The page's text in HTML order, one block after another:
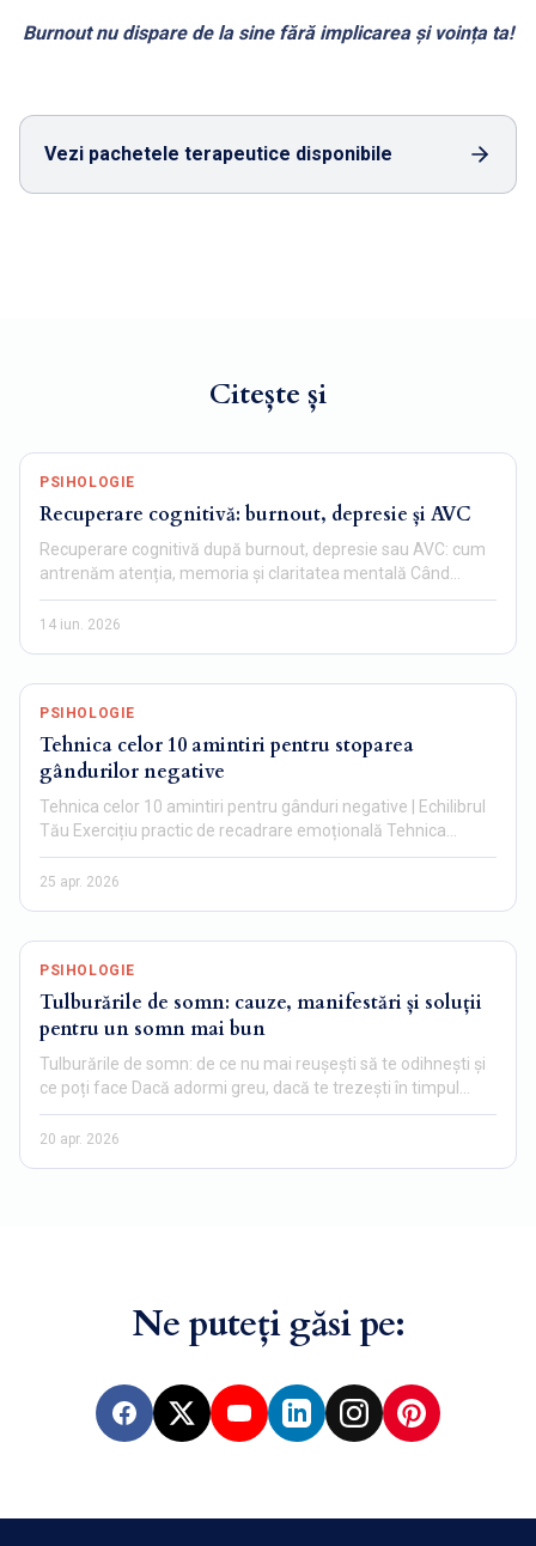
Burnout nu dispare de la sine fără implicarea și voința ta!
Vezi pachetele terapeutice disponibile
Citește și
PSIHOLOGIE
Recuperare cognitivă: burnout, depresie și AVC
Recuperare cognitivă după burnout, depresie sau AVC: cum
antrenăm atenția, memoria și claritatea mentală Când
mintea…
14 iun. 2026
PSIHOLOGIE
Tehnica celor 10 amintiri pentru stoparea
gândurilor negative
Tehnica celor 10 amintiri pentru gânduri negative | Echilibrul
Tău Exercițiu practic de recadrare emoțională Tehnica…
25 apr. 2026
PSIHOLOGIE
Tulburările de somn: cauze, manifestări și soluții
pentru un somn mai bun
Tulburările de somn: de ce nu mai reușești să te odihnești și
ce poți face Dacă adormi greu, dacă te trezești în timpul…
20 apr. 2026
Ne puteți găsi pe:
Facebook
X YouTubeLinkedInInstagramPinterest